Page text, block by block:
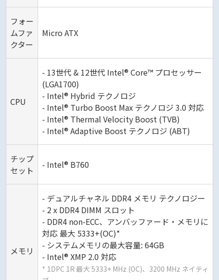
フォー
ムファ
クター
Micro ATX
CPU
- 13世代 & 12世代 Intel® Core™ プロセッサー
(LGA1700)
- Intel® Hybrid テクノロジ
- Intel® Turbo Boost Max テクノロジ 3.0 対応
- Intel® Thermal Velocity Boost (TVB)
- Intel® Adaptive Boost テクノロジ (ABT)
チップ
セット
- Intel® B760
メモリ
- デュアルチャネル DDR4 メモリ テクノロジー
- 2 x DDR4 DIMM スロット
- DDR4 non-ECC、アンバッファード・メモリに
対応 最大 5333+(OC)*
- システムメモリの最大容量: 64GB
- Intel® XMP 2.0 対応
* 1DPC 1R 最大 5333+ MHz (OC)、3200 MHz ネイティ